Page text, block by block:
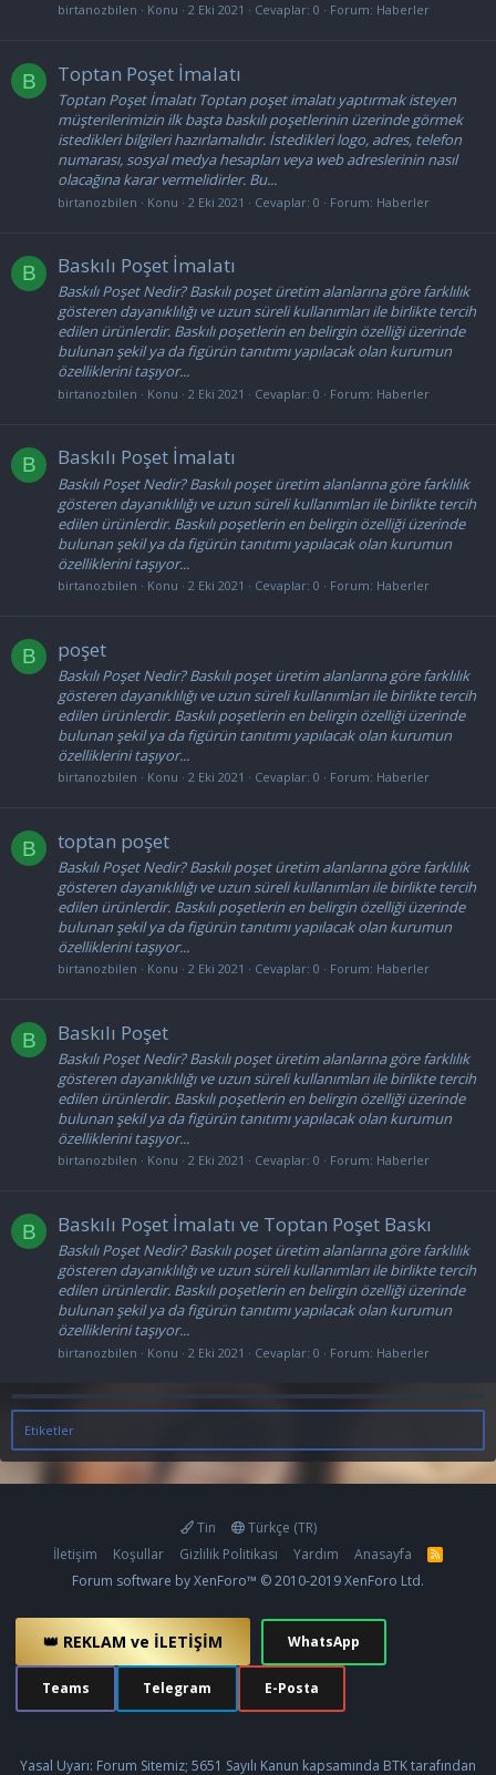
birtanozbilen Konu 2 Eki 2021 Cevaplar: 0 Forum: Haberler
B Toptan Poşet İmalatı
Toptan Poşet İmalatı Toptan poşet imalatı yaptırmak isteyen
müşterilerimizin ilk başta baskılı poşetlerinin üzerinde görmek
istedikleri bilgileri hazırlamalıdır. İstedikleri logo, adres, telefon
numarası, sosyal medya hesapları veya web adreslerinin nasıl
olacağına karar vermelidirler. Bu...
birtanozbilen Konu 2 Eki 2021 Cevaplar: 0 Forum: Haberler
B Baskılı Poşet İmalatı
Baskılı Poşet Nedir? Baskılı poşet üretim alanlarına göre farklılık
gösteren dayanıklılığı ve uzun süreli kullanımları ile birlikte tercih
edilen ürünlerdir. Baskılı poşetlerin en belirgin özelliği üzerinde
bulunan şekil ya da figürün tanıtımı yapılacak olan kurumun
özelliklerini taşıyor...
birtanozbilen Konu 2 Eki 2021 Cevaplar: 0 Forum: Haberler
B Baskılı Poşet İmalatı
Baskılı Poşet Nedir? Baskılı poşet üretim alanlarına göre farklılık
gösteren dayanıklılığı ve uzun süreli kullanımları ile birlikte tercih
edilen ürünlerdir. Baskılı poşetlerin en belirgin özelliği üzerinde
bulunan şekil ya da figürün tanıtımı yapılacak olan kurumun
özelliklerini taşıyor...
birtanozbilen Konu 2 Eki 2021 Cevaplar: 0 Forum: Haberler
B poşet
Baskılı Poşet Nedir? Baskılı poşet üretim alanlarına göre farklılık
gösteren dayanıklılığı ve uzun süreli kullanımları ile birlikte tercih
edilen ürünlerdir. Baskılı poşetlerin en belirgin özelliği üzerinde
bulunan şekil ya da figürün tanıtımı yapılacak olan kurumun
özelliklerini taşıyor...
birtanozbilen Konu 2 Eki 2021 Cevaplar: 0 Forum: Haberler
B toptan poşet
Baskılı Poşet Nedir? Baskılı poşet üretim alanlarına göre farklılık
gösteren dayanıklılığı ve uzun süreli kullanımları ile birlikte tercih
edilen ürünlerdir. Baskılı poşetlerin en belirgin özelliği üzerinde
bulunan şekil ya da figürün tanıtımı yapılacak olan kurumun
özelliklerini taşıyor...
birtanozbilen Konu 2 Eki 2021 Cevaplar: 0 Forum: Haberler
B Baskılı Poşet
Baskılı Poşet Nedir? Baskılı poşet üretim alanlarına göre farklılık
gösteren dayanıklılığı ve uzun süreli kullanımları ile birlikte tercih
edilen ürünlerdir. Baskılı poşetlerin en belirgin özelliği üzerinde
bulunan şekil ya da figürün tanıtımı yapılacak olan kurumun
özelliklerini taşıyor...
birtanozbilen Konu 2 Eki 2021 Cevaplar: 0 Forum: Haberler
B Baskılı Poşet İmalatı ve Toptan Poşet Baskı
Baskılı Poşet Nedir? Baskılı poşet üretim alanlarına göre farklılık
gösteren dayanıklılığı ve uzun süreli kullanımları ile birlikte tercih
edilen ürünlerdir. Baskılı poşetlerin en belirgin özelliği üzerinde
bulunan şekil ya da figürün tanıtımı yapılacak olan kurumun
özelliklerini taşıyor...
birtanozbilen Konu 2 Eki 2021 Cevaplar: 0 Forum: Haberler
Etiketler
Tin
Türkçe (TR)
İletişim
Koşullar Gizlilik Politikası Yardım Anasayfa
R
S
Forum software by XenForo™ © 2010-2019 XenForo Ltd.
👑 REKLAM ve İLETİŞİM WhatsApp
Teams Telegram E-Posta
Yasal Uyarı: Forum Sitemiz; 5651 Sayılı Kanun kapsamında BTK tarafından